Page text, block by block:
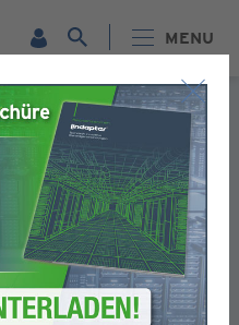
MENU
Formulars aus.
um Ihr Konto zu aktivieren.
die Aktivierungs-E-Mail